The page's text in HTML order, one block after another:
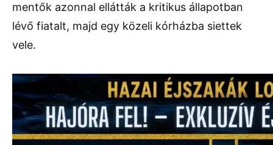
mentők azonnal ellátták a kritikus állapotban
lévő fiatalt, majd egy közeli kórházba siettek
vele.